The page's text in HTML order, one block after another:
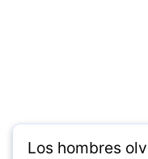
Los hombres